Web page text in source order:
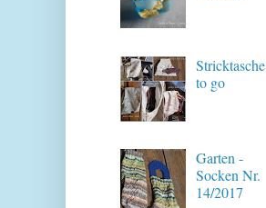
Stricktasche
to go
Garten -
Socken Nr.
14/2017